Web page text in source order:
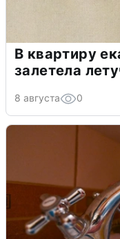
В квартиру
залетела
8 августа 0